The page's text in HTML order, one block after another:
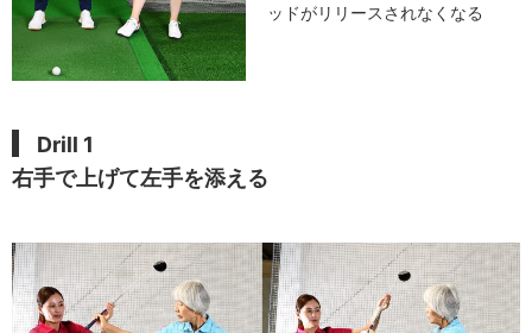
ッドがリリースされなくなる
Drill 1
右手で上げて左手を添える